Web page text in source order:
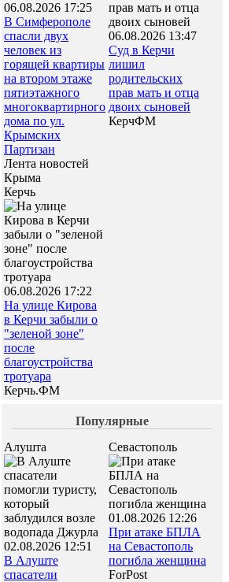
06.08.2026 17:25
В Симферополе
спасли двух
человек из
горящей квартиры
на втором этаже
пятиэтажного
многоквартирного
дома по ул.
Крымских
Партизан
Лента новостей
Крыма
Керчь
06.08.2026 17:22
На улице Кирова
в Керчи забыли о
"зеленой зоне"
после
благоустройства
тротуара
Керчь.ФМ
06.08.2026 13:47
Суд в Керчи
лишил
родительских
прав мать и отца
двоих сыновей
КерчФМ
Популярные
Алушта
02.08.2026 12:51
В Алуште
спасатели
Севастополь
01.08.2026 12:26
При атаке БПЛА
на Севастополь
погибла женщина
ForPost